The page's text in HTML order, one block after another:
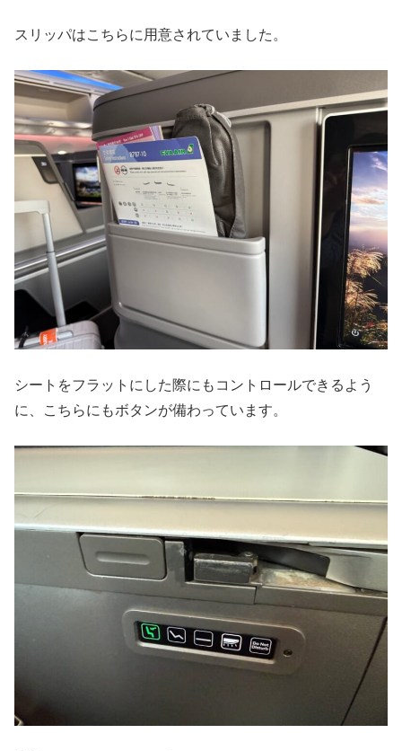
スリッパはこちらに用意されていました。
シートをフラットにした際にもコントロールできるよう
に、こちらにもボタンが備わっています。